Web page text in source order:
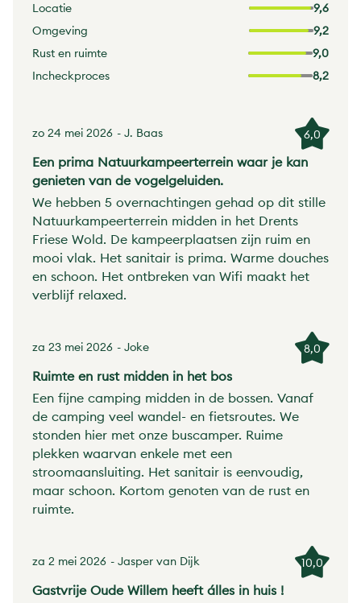
Locatie
9,6
Omgeving
9,2
Rust en ruimte
9,0
Incheckproces
8,2
zo 24 mei 2026 - J. Baas 6,0
Een prima Natuurkampeerterrein waar je kan
genieten van de vogelgeluiden.
We hebben 5 overnachtingen gehad op dit stille
Natuurkampeerterrein midden in het Drents
Friese Wold. De kampeerplaatsen zijn ruim en
mooi vlak. Het sanitair is prima. Warme douches
en schoon. Het ontbreken van Wifi maakt het
verblijf relaxed.
za 23 mei 2026 - Joke 8,0
Ruimte en rust midden in het bos
Een fijne camping midden in de bossen. Vanaf
de camping veel wandel- en fietsroutes. We
stonden hier met onze buscamper. Ruime
plekken waarvan enkele met een
stroomaansluiting. Het sanitair is eenvoudig,
maar schoon. Kortom genoten van de rust en
ruimte.
za 2 mei 2026 - Jasper van Dijk 10,0
Gastvrije Oude Willem heeft álles in huis !